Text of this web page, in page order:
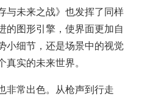
与未来之战》也发挥了同样
的图形引擎，使界面更加自
小细节，还是场景中的视觉
实的未来世界。
非常出色。从枪声到行走